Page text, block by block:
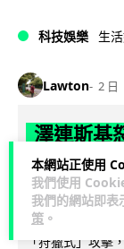
本網站正使用
我們使用
我們的網站即表
策 。
科技娛樂 生
Lawton 2 日
澤連斯基
追殺烏克
烏克蘭克爾松一
傷，影片由烏克
「狩獵式」攻擊